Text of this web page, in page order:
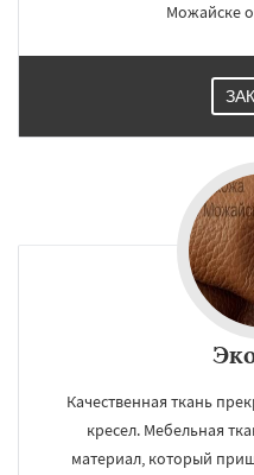
Можайске
Качественная ткань
кресел. Мебельная
материал, который